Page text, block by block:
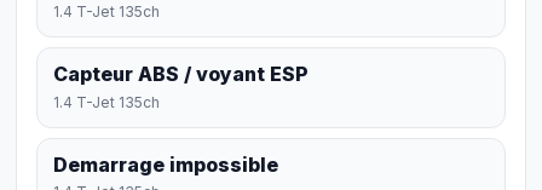
1.4 T-Jet 135ch
Capteur ABS / voyant ESP
1.4 T-Jet 135ch
Demarrage impossible